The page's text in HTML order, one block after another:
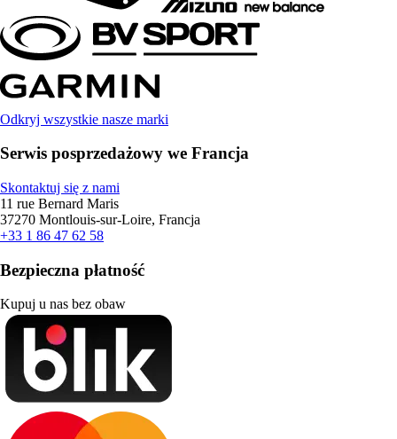
Odkryj wszystkie nasze marki
Serwis posprzedażowy we Francja
Skontaktuj się z nami
11 rue Bernard Maris
37270 Montlouis-sur-Loire, Francja
+33 1 86 47 62 58
Bezpieczna płatność
Kupuj u nas bez obaw